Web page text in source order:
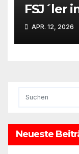
FSJ´ler
APR. 12, 2026
Neueste